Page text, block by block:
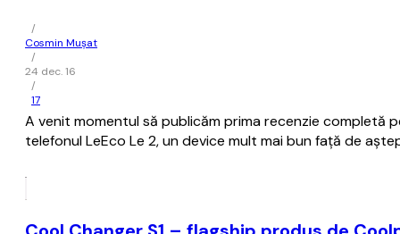
/
Cosmin Mușat
/
24 dec. 16
/
17
A venit momentul să publicăm prima recenzie completă
telefonul LeEco Le 2, un device mult mai bun față de